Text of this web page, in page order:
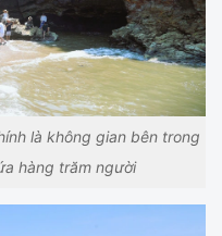
là không gian bên trong
hàng trăm người